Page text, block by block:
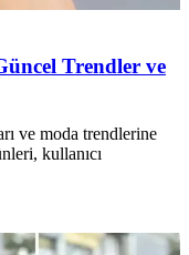
Trendler ve
ve moda trendlerine
kullanıcı